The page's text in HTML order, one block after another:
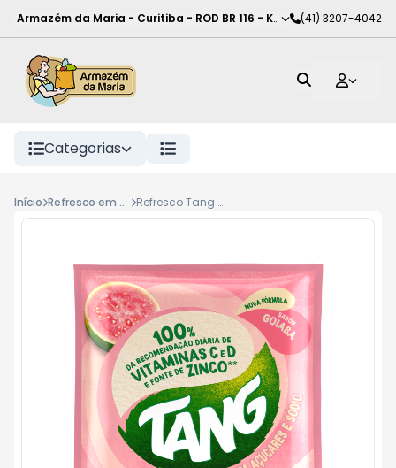
Armazém da Maria - Curitiba - ROD BR 116 - KM 102,Curitiba-PR
(41) 3207-4042
Categorias
Início Refresco em pó Refresco Tang 18G Goiaba